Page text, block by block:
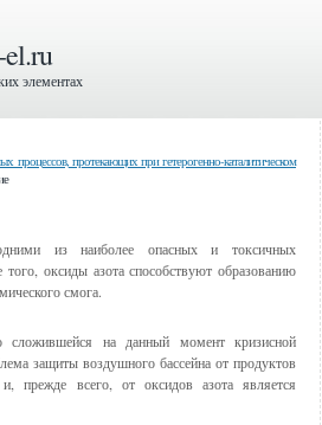
элементах
процессов, протекающих при гетерогенно-каталитическом
из наиболее опасных и токсичных
того, оксиды азота способствуют образованию
смога.
на данный момент кризисной
защиты воздушного бассейна от продуктов
прежде всего, от оксидов азота является